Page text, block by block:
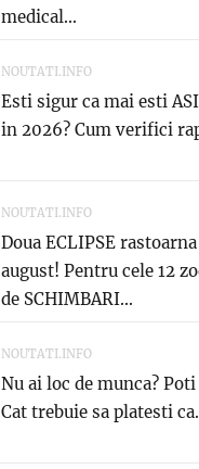
medical...
NOUTATI.INFO
Esti sigur ca mai esti
in 2026? Cum verifici
NOUTATI.INFO
Doua ECLIPSE
august! Pentru cele 12
de SCHIMBARI...
NOUTATI.INFO
Nu ai loc de munca?
Cat trebuie sa platesti